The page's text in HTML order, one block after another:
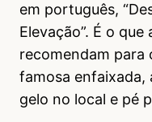
em português,
Elevação”. É o
recomendam para
famosa enfaixada,
gelo no local e pé